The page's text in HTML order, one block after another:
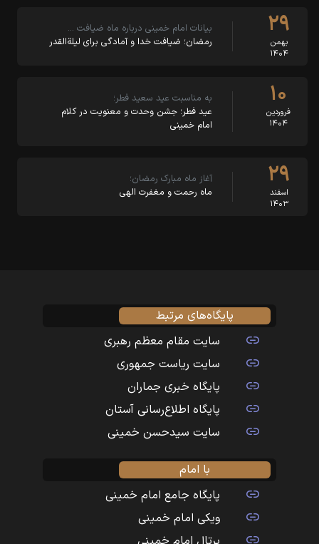
۲۹
بهمن
۱۴۰۴
بیانات امام خمینی درباره ماه ضیافت …
رمضان؛ ضیافت خدا و آمادگی برای لیلةالقدر
۱۰
فروردین
۱۴۰۴
به مناسبت عید سعید فطر؛
عید فطر؛ جشن وحدت و معنویت در کلام
امام خمینی
۲۹
اسفند
۱۴۰۳
آغاز ماه مبارک رمضان؛
ماه رحمت و مغفرت الهی
پایگاه‌های مرتبط
سایت مقام معظم رهبری
سایت ریاست جمهوری
پایگاه خبری جماران
پایگاه اطلاع‌رسانی آستان
سایت سیدحسن خمینی
با امام
پایگاه جامع امام خمینی
ویکی امام خمینی